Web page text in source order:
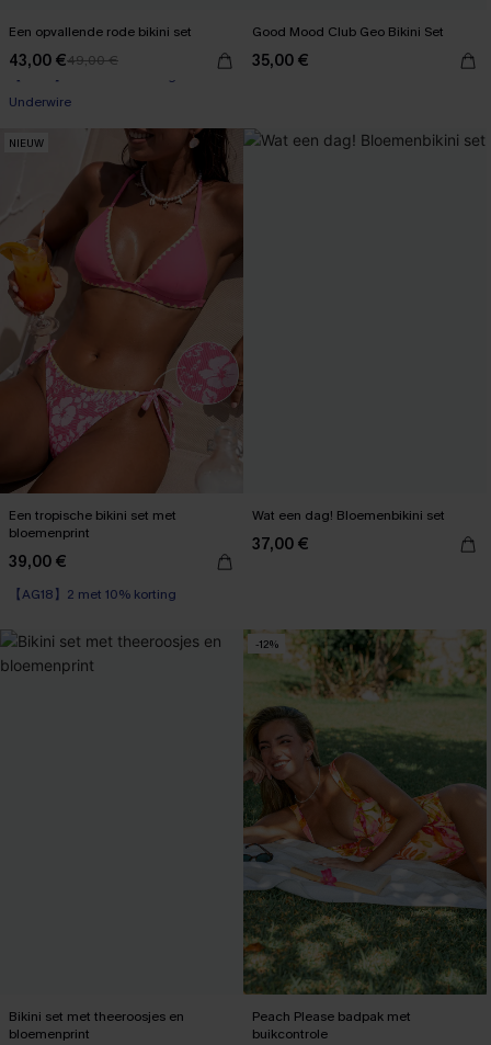
Een opvallende rode bikini set
43,00 €49,00 €
【AG18】2 met 10% korting
Good Mood Club Geo Bikini Set
35,00 €
NIEUW
Een tropische bikini set met
bloemenprint
39,00 €
【AG18】2 met 10% korting
Wat een dag! Bloemenbikini set
37,00 €
Bikini set met theeroosjes en
bloemenprint
-12%
Peach Please badpak met
buikcontrole